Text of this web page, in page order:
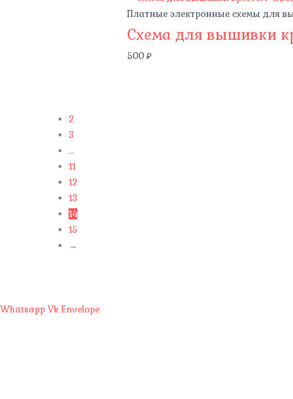
Платные электронные схемы для
Схема для вышивки
500₽
2
3
…
11
12
13
14
15
→
Whatsapp Vk Envelope